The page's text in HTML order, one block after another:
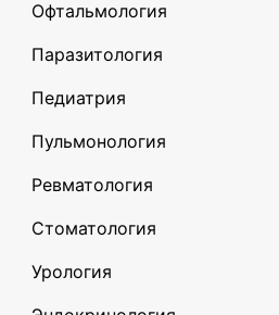
Офтальмология
Паразитология
Педиатрия
Пульмонология
Ревматология
Стоматология
Урология